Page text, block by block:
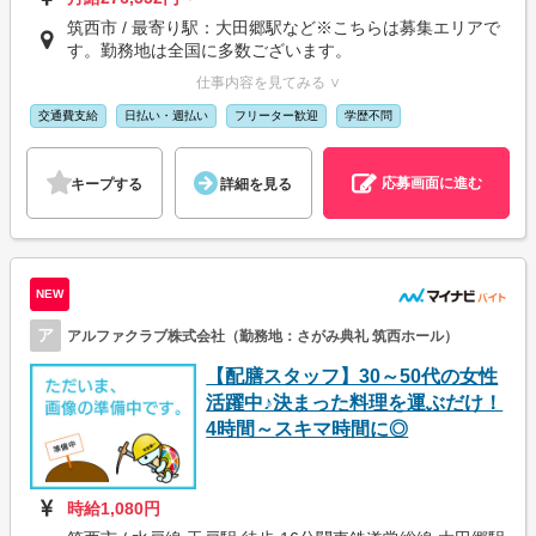
筑西市 / 最寄り駅：大田郷駅など※こちらは募集エリアで
す。勤務地は全国に多数ございます。
仕事内容を見てみる ∨
交通費支給 日払い・週払い フリーター歓迎 学歴不問
キープする 詳細を見る 応募画面に進む
NEW
ア アルファクラブ株式会社（勤務地：さがみ典礼 筑西ホール）
【配膳スタッフ】30～50代の女性
活躍中♪決まった料理を運ぶだけ！
4時間～スキマ時間に◎
時給1,080円